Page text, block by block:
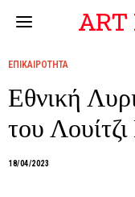
ART
ΕΠΙΚΑΙΡΟΤΗΤΑ
Εθνική
του
18/04/2023